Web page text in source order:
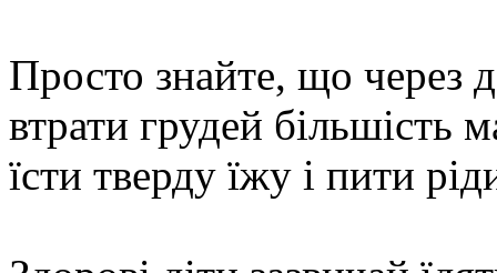
Просто знайте, що через
втрати грудей більшість
їсти тверду їжу і пити